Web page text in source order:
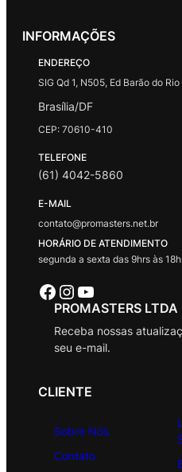
INFORMAÇÕES
ENDEREÇO
SIG Qd 1, N505, Ed Barão do
Brasília/DF
CEP: 70610-410
TELEFONE
(61) 4042-5860
E-MAIL
contato@promasters.net.br
HORÁRIO DE ATENDIMENTO
segunda a sexta das 9hrs às
Facebook Instagram Youtube
PROMASTERS LTDA
Receba nossas
seu e-mail.
CLIENTE
Sobre Nós
Contato